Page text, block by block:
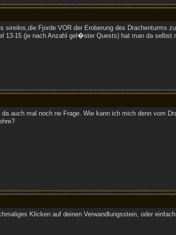
sinnlos,die Fjorde VOR der Eroberung des Drachenturms
13-15 (je nach Anzahl gel�ster Quests) hat man da
auch mal noch ne Frage. Wie kann ich mich denn vom
Klicken auf deinen Verwandlungsstein, oder